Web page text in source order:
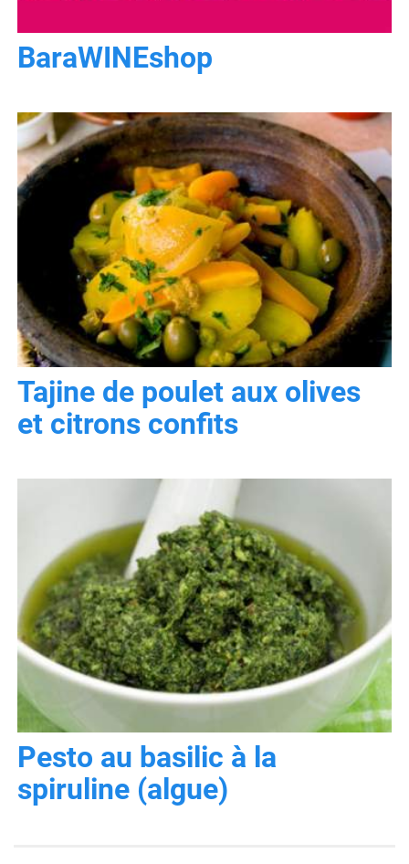
BaraWINEshop
Tajine de poulet aux olives
et citrons confits
Pesto au basilic à la
spiruline (algue)